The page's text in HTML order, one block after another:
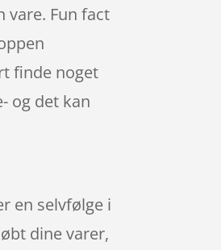
vare. Fun fact
finde noget
og det kan
en selvfølge i
dine varer,